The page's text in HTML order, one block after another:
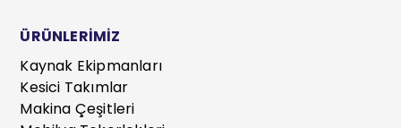
ÜRÜNLERİMİZ
Kaynak Ekipmanları
Kesici Takımlar
Makina Çeşitleri